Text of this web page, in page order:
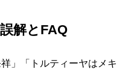
解とFAQ
」「トルティーヤはメキ